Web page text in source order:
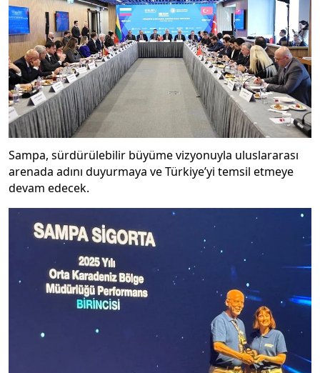
Sampa, sürdürülebilir büyüme vizyonuyla uluslararası
arenada adını duyurmaya ve Türkiye’yi temsil etmeye
devam edecek.